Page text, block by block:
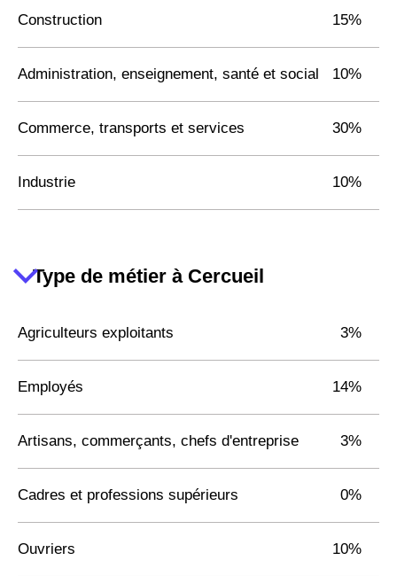
Construction 15%
Administration, enseignement, santé et social 10%
Commerce, transports et services 30%
Industrie 10%
Type de métier à Cercueil
Agriculteurs exploitants 3%
Employés 14%
Artisans, commerçants, chefs d'entreprise 3%
Cadres et professions supérieurs 0%
Ouvriers 10%